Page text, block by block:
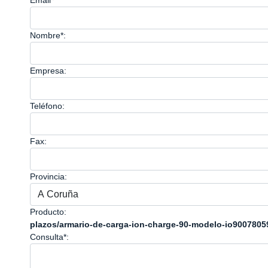
Nombre*:
Empresa:
Teléfono:
Fax:
Provincia:
Producto:
plazos/armario-de-carga-ion-charge-90-modelo-
Consulta*: